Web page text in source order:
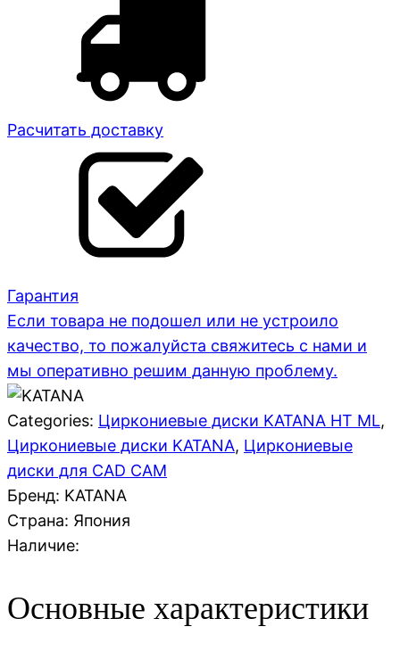
Расчитать доставку
Гарантия
Если товара не подошел или не устроило
качество, то пожалуйста свяжитесь с нами и
мы оперативно решим данную проблему.
Categories: Циркониевые диски KATANA HT ML,
Циркониевые диски KATANA, Циркониевые
диски для CAD CAM
Бренд: KATANA
Страна: Япония
Наличие:
Основные характеристики